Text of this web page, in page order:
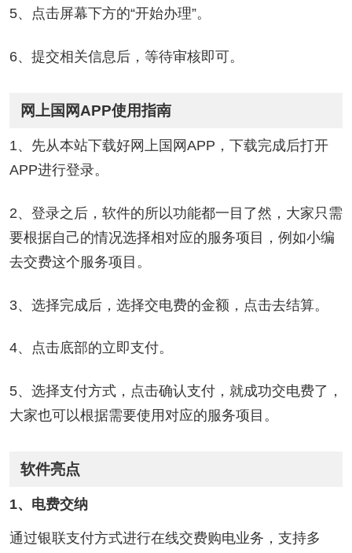
5、点击屏幕下方的“开始办理”。
6、提交相关信息后，等待审核即可。
网上国网APP使用指南
1、先从本站下载好网上国网APP，下载完成后打开
APP进行登录。
2、登录之后，软件的所以功能都一目了然，大家只需
要根据自己的情况选择相对应的服务项目，例如小编
去交费这个服务项目。
3、选择完成后，选择交电费的金额，点击去结算。
4、点击底部的立即支付。
5、选择支付方式，点击确认支付，就成功交电费了，
大家也可以根据需要使用对应的服务项目。
软件亮点
1、电费交纳
通过银联支付方式进行在线交费购电业务，支持多